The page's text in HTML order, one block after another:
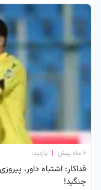
۶ ماه پیش | بازدید:
جنگید!